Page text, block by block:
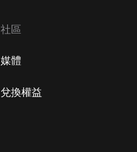
社區
媒體
兌換權益